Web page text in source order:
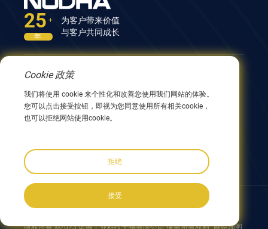
25 +
年
为客户带来价值
与客户共同成长
联系我们
中国江苏省无锡市兴阳路9号12号楼 214082
0086 510 8580 8562
sales@nodha.com
跟着我们:
版权所有 ©2023 诺翰工业科技无锡有限公司 保留所有权利 网站地图
Cookie 政策
我们将使用 cookie 来个性化和改善您使用我们网站的体验。
您可以点击接受按钮，即视为您同意使用所有相关cookie，
也可以拒绝网站使用cookie。
拒绝
接受